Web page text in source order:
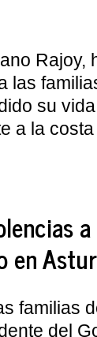
Rajoy,
las
su
a la
en
familias
del